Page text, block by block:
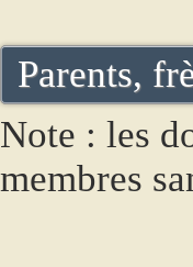
Parents,
Note : les
membres